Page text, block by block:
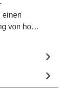
einen
von ho…